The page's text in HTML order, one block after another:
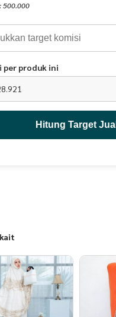
_+
: 120kg_+
500.000
per produk ini
Hitung Target Jual